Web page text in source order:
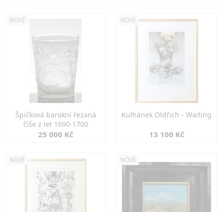
NOVÉ
Špičková barokní řezaná
číše z let 1690-1700
25 000 Kč
NOVÉ
Kulhánek Oldřich - Waiting
13 100 Kč
NOVÉ NOVÉ